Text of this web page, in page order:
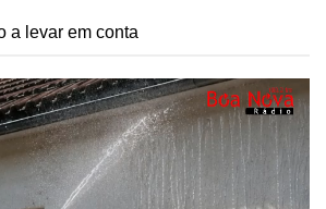
a levar em conta